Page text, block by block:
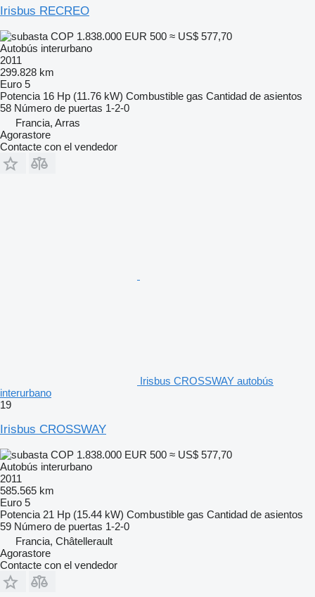
Irisbus RECREO
COP 1.838.000 EUR 500 ≈ US$ 577,70
Autobús interurbano
2011
299.828 km
Euro 5
Potencia 16 Hp (11.76 kW) Combustible gas Cantidad de asientos
58 Número de puertas 1-2-0
Francia, Arras
Agorastore
Contacte con el vendedor
Irisbus CROSSWAY autobús
interurbano
19
Irisbus CROSSWAY
COP 1.838.000 EUR 500 ≈ US$ 577,70
Autobús interurbano
2011
585.565 km
Euro 5
Potencia 21 Hp (15.44 kW) Combustible gas Cantidad de asientos
59 Número de puertas 1-2-0
Francia, Châtellerault
Agorastore
Contacte con el vendedor